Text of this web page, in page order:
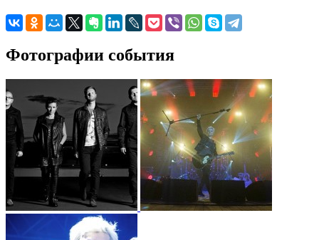
Фотографии события